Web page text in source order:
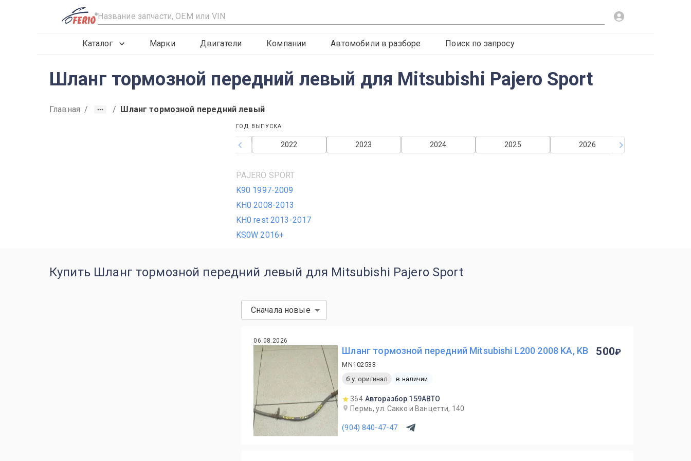
R
Каталог Марки Двигатели Компании Автомобили в разборе Поиск по запросу
Шланг тормозной передний левый для Mitsubishi Pajero Sport
Главная / / Шланг тормозной передний левый
ГОД ВЫПУСКА
2026
2025
2024
2023
2022
PAJERO SPORT
K90 1997-2009
KH0 2008-2013
KH0 rest 2013-2017
KS0W 2016+
Купить Шланг тормозной передний левый для Mitsubishi Pajero Sport
Сначала новые
06.08.2026
Шланг тормозной передний Mitsubishi L200 2008 KA, KB
MN102533
б.у. оригинал
в наличии
364 Авторазбор 159АВТО
Пермь, ул. Сакко и Ванцетти, 140
(904) 840-47-47
500